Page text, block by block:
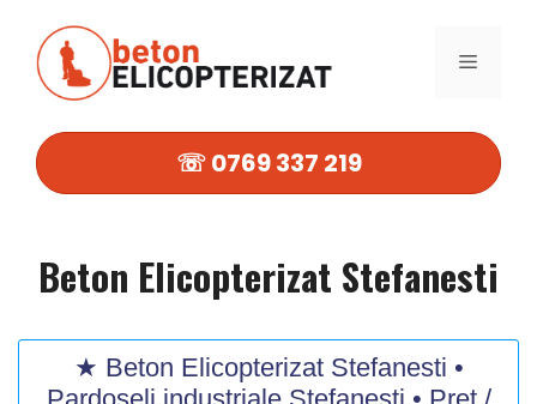
conținut
MENIU
☏ 0769 337 219
Beton Elicopterizat Stefanesti
★ Beton Elicopterizat Stefanesti •